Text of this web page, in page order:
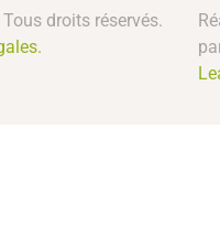
droits réservés.